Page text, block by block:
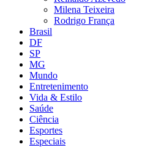
Milena Teixeira
Rodrigo França
Brasil
DF
SP
MG
Mundo
Entretenimento
Vida & Estilo
Saúde
Ciência
Esportes
Especiais